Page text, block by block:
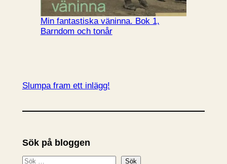
Min fantastiska väninna. Bok 1,
Barndom och tonår
Slumpa fram ett inlägg!
Sök på bloggen
S
Sök